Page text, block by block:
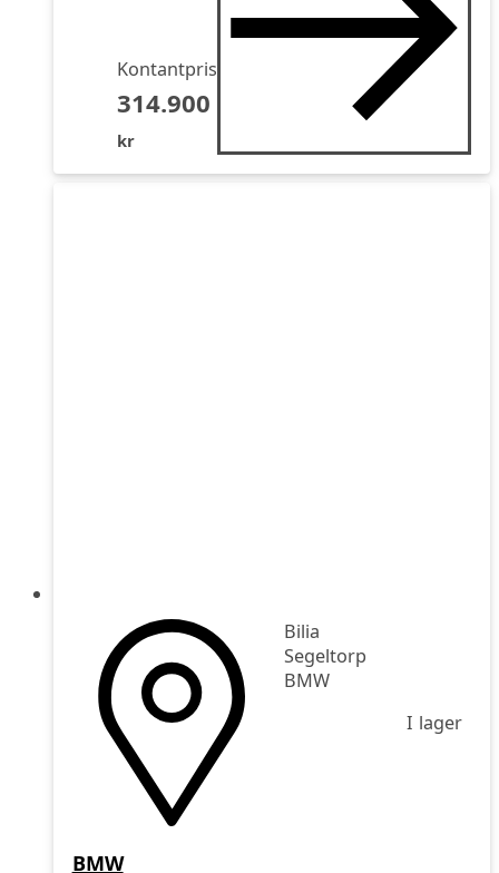
Kontantpris
314.900
kr
Bilia
Segeltorp
BMW
I lager
BMW